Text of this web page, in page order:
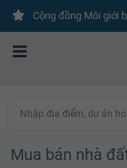
Cộng đồng Môi giới
Nhập địa điểm, dự án
Mua bán nhà